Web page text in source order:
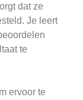
dat ze
Je leert
te
ervoor te